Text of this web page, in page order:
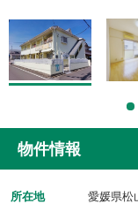
物件情報
所在地 愛媛県松